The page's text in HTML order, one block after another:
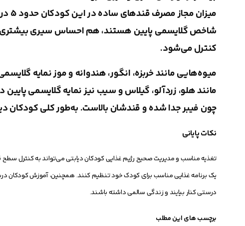
شاخص گلایسمی پایین هستند، هم احساس سیری
كنترل می‌شود.
میوه‌هایی مانند خربزه، انگور، هندوانه و موز نمایه
مانند هلو، زردآلو، گیلاس و سیب نیز نمایه گلایسمی
چون فیبر جدا شده و قندشان بالاست. به‌طور كلی كودكان
نکات پایانی
تغذیه مناسب و مدیریت صحیح رژیم غذایی کودکان دیابتی می‌تواند به کنترل
یک برنامه غذایی مناسب برای کودک خود تنظیم کنند. همچنین، آموزش کودکان
درستی کنار بیایند و زندگی سالمی داشته باشند.
برچسب های این مطلب